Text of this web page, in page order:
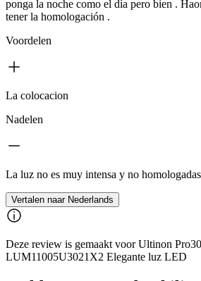
ponga la noche como el día pero bien .
tener la homologación .
Voordelen
La colocacion
Nadelen
La luz no es muy intensa y no homologadas
Vertalen naar Nederlands
Deze review is gemaakt voor Ultinon
LUM11005U3021X2 Elegante luz LED